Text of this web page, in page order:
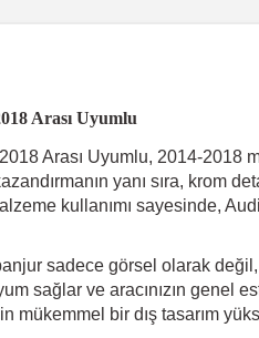
Arası Uyumlu
Arası Uyumlu, 2014-2018
yanı sıra,
kullanımı sayesinde,
sadece görsel olarak değil,
sağlar ve aracınızın
mükemmel bir dış tasarım